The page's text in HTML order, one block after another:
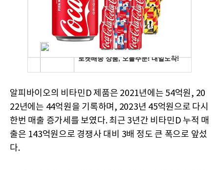
알피바이오의 비타민D 제품은 2021년에는 54억원, 20
22년에는 44억원을 기록하며, 2023년 45억원으로 다시
한번 매출 증가세를 보였다. 최근 3년간 비타민D 누적 매
출은 143억원으로 경쟁사 대비 3배 정도 큰 폭으로 앞섰
다.